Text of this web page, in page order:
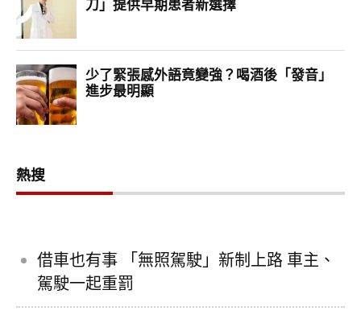
熱搜
借車也有事 「無照駕駛」新制上路 車主、
駕駛一起重罰